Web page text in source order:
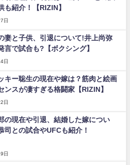
も紹介！【RIZIN】
日
妻と子供、引退について!井上尚弥
言で試合も?【ボクシング】
日
キー聡生の現在や嫁は？筋肉と絵画
ンスが凄すぎる格闘家【RIZIN】
日
の現在や引退、結婚した嫁につい
司との試合やUFCも紹介！
日